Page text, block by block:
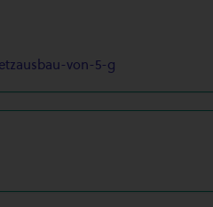
von-5-g